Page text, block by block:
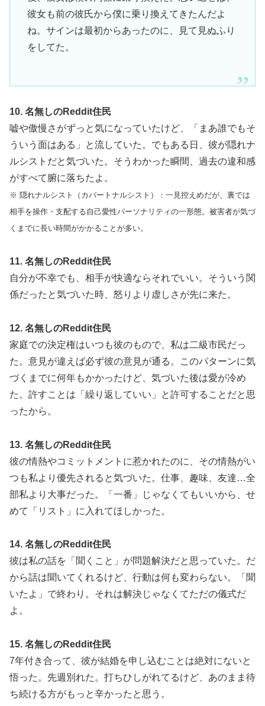
彼女も前の彼氏から僕に乗り換えてきたんだよ
ね。サインは最初からあったのに、見て見ぬふり
をしてた。
10. 名無しのReddit住民
嘘や傲慢さがずっと気になっていたけど、「まあ誰でもそ
ういう面はある」と流していた。でもある日、彼が隠れナ
ルシストだと気づいた。そうわかった瞬間、過去の違和感
がすべて腑に落ちたよ。
※ 隠れナルシスト（カバートナルシスト）：一見控えめだが、裏では
相手を操作・支配する自己愛性パーソナリティの一形態。被害者が気づ
くまでに長い時間がかかることが多い。
11. 名無しのReddit住民
自分が不幸でも、相手が快適ならそれでいい。そういう関
係だったと気づいた時、怒りより虚しさが先に来た。
12. 名無しのReddit住民
家庭での決定権はいつも彼のもので、私は二級市民だっ
た。意見が違えば必ず彼の意見が通る。このパターンに気
づくまでに何年もかかったけど、気づいた後は愛が冷め
た。許すことは「繰り返していい」と許可することだと思
ったから。
13. 名無しのReddit住民
彼の情熱やコミットメントに惹かれたのに、その情熱がい
つも私より優先されると気づいた。仕事、趣味、友達…全
部私より大事だった。「一番」じゃなくてもいいから、せ
めて「リスト」に入れてほしかった。
14. 名無しのReddit住民
彼は私の話を「聞くこと」が問題解決だと思っていた。だ
から話は聞いてくれるけど、行動は何も変わらない。「聞
いたよ」で終わり。それは解決じゃなくてただの儀式だ
よ。
15. 名無しのReddit住民
7年付き合って、彼が結婚を申し込むことは絶対にないと
悟った。先週別れた。打ちひしがれてるけど、あのまま待
ち続ける方がもっと辛かったと思う。